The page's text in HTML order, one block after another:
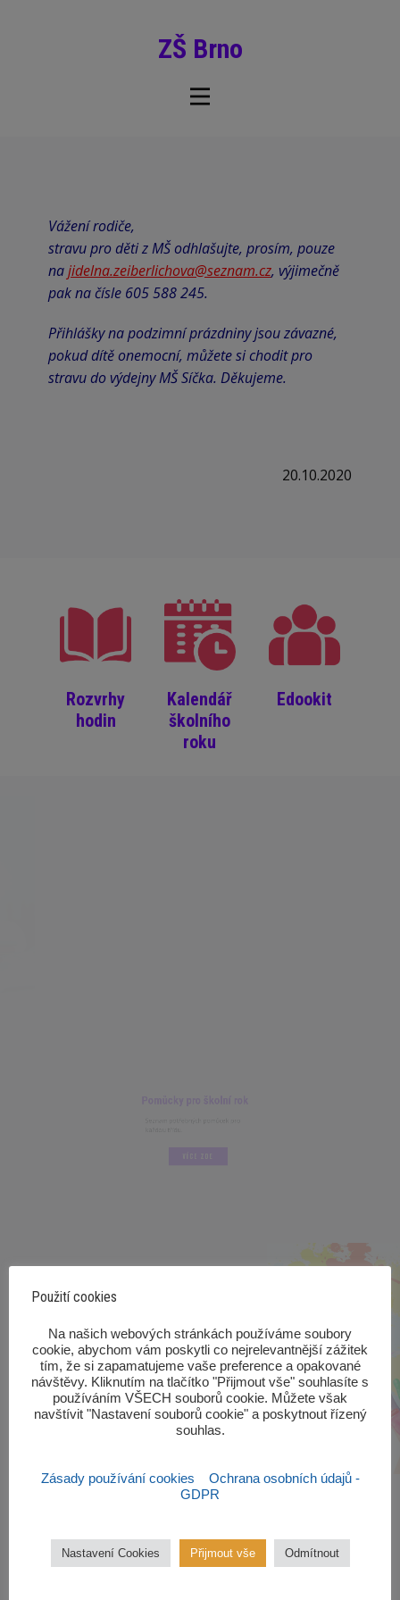
ZŠ Brno
Vážení rodiče,
stravu pro děti z MŠ odhlašujte, prosím, pouze
najidelna.zeiberlichova@seznam.cz, výjimečně
pak na čísle 605 588 245.
Přihlášky na podzimní prázdniny jsou závazné,
pokud dítě onemocní, můžete si chodit pro
stravu do výdejny MŠ Síčka. Děkujeme.
20.10.2020
Rozvrhy
hodin
Kalendář
školního
roku
Edookit
Použití cookies
‎Na našich webových stránkách používáme soubory
cookie, abychom vám poskytli co nejrelevantnější zážitek
tím, že si zapamatujeme vaše preference a opakované
návštěvy. Kliknutím na tlačítko "Přijmout vše" souhlasíte s
používáním VŠECH souborů cookie. Můžete však
navštívit "Nastavení souborů cookie" a poskytnout řízený
souhlas.‎
Zásady používání cookies
Ochrana osobních údajů -
GDPR
Nastavení Cookies Přijmout vše Odmítnout